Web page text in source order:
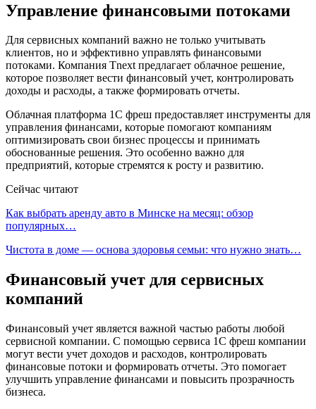
Управление финансовыми потоками
Для сервисных компаний важно не только учитывать
клиентов, но и эффективно управлять финансовыми
потоками. Компания Tnext предлагает облачное решение,
которое позволяет вести финансовый учет, контролировать
доходы и расходы, а также формировать отчеты.
Облачная платформа 1С фреш предоставляет инструменты для
управления финансами, которые помогают компаниям
оптимизировать свои бизнес процессы и принимать
обоснованные решения. Это особенно важно для
предприятий, которые стремятся к росту и развитию.
Сейчас читают
Как выбрать аренду авто в Минске на месяц: обзор
популярных…
Чистота в доме — основа здоровья семьи: что нужно знать…
Финансовый учет для сервисных
компаний
Финансовый учет является важной частью работы любой
сервисной компании. С помощью сервиса 1С фреш компании
могут вести учет доходов и расходов, контролировать
финансовые потоки и формировать отчеты. Это помогает
улучшить управление финансами и повысить прозрачность
бизнеса.